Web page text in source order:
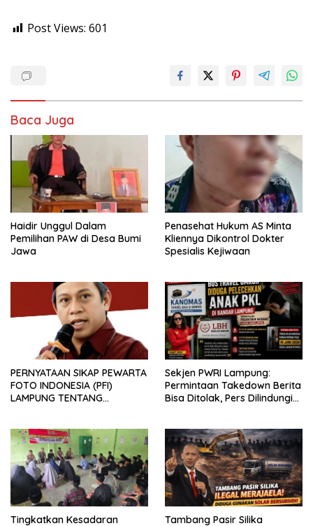
Post Views: 601
Baca Juga
Haidir Unggul Dalam
Pemilihan PAW di Desa Bumi
Jawa
Penasehat Hukum AS Minta
Kliennya Dikontrol Dokter
Spesialis Kejiwaan
PERNYATAAN SIKAP PEWARTA
FOTO INDONESIA (PFI)
LAMPUNG TENTANG
TERHADAP JURNALIS DI
PENGADILAN NEGERI
TANJUNG KARANG.
Sekjen PWRI Lampung:
Permintaan Takedown Berita
Bisa Ditolak, Pers Dilindungi
Tingkatkan Kesadaran
Tambang Pasir Silika